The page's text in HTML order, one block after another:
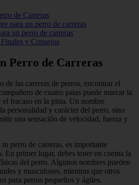
de Carreras
para un perro de carreras
un perro de carreras
y Consejos
Perro de Carreras
de las carreras de perros, encontrar el
de cuatro patas puede marcar la
fracaso en la pista. Un nombre
personalidad y carácter del perro, sino
una sensación de velocidad, fuerza y
perro de carreras, es importante
En primer lugar, debes tener en cuenta la
del perro. Algunos nombres pueden
y musculosos, mientras que otros
para perros pequeños y ágiles.